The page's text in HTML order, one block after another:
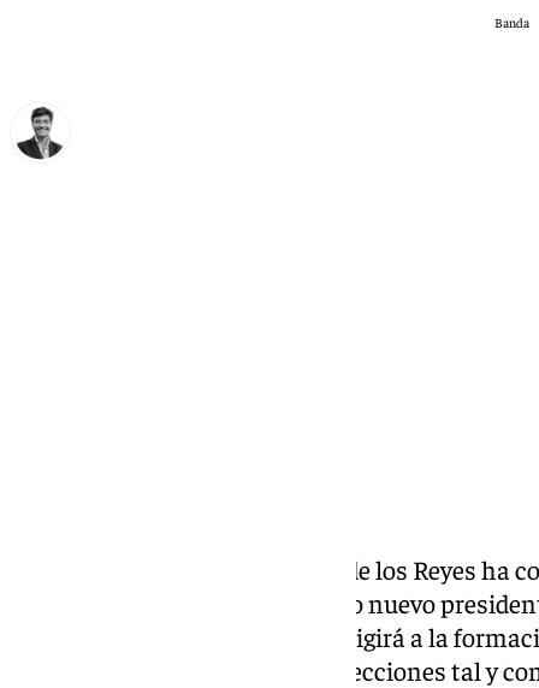
Banda
La Agrupación Musical Virgen de los Reyes ha
actual tesorero y banderín como nuevo
esta forma, Jesús Fernández dirigirá a la
el que se volverán a convocar elecciones tal y